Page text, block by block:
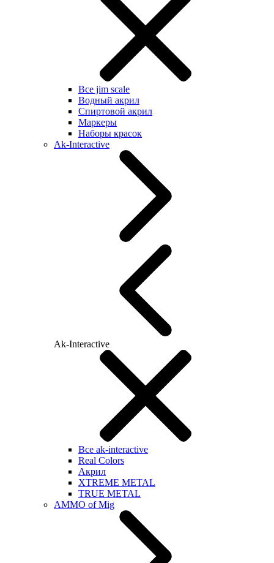
Все jim scale
Водный акрил
Спиртовой акрил
Маркеры
Наборы красок
Ak-Interactive
Ak-Interactive
Все ak-interactive
Real Colors
Акрил
XTREME METAL
TRUE METAL
AMMO of Mig